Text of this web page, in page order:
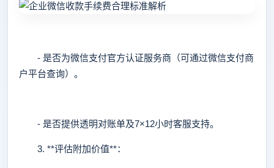
- 是否为微信支付官方认证服务商（可通过微信支付商
户平台查询）。
- 是否提供透明对账单及7×12小时客服支持。
3. **评估附加价值**：